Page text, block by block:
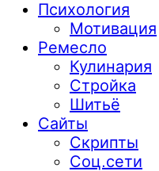
Психология
Мотивация
Ремесло
Кулинария
Стройка
Шитьё
Сайты
Скрипты
Соц.сети